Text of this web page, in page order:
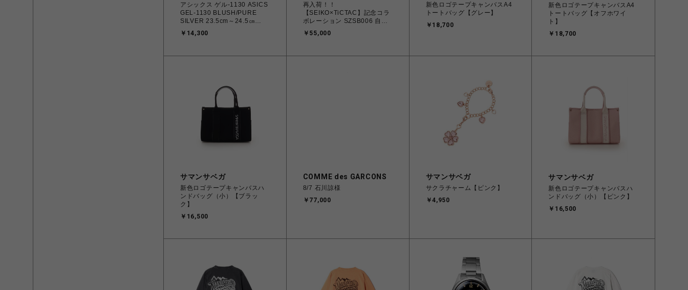
アシックス ゲル-1130 ASICS
GEL-1130 BLUSH/PURE
SILVER 23.5cm～24.5㎝
4571633242793 レディース
￥14,300
再入荷！！
【SEIKO×TiCTAC】記念コラ
ボレーション SZSB006 自動
￥55,000
新色ロゴテープキャンバスA4
トートバッグ【グレー】
￥18,700
新色ロゴテープキャンバスA4
トートバッグ【オフホワイ
ト】
￥18,700
サマンサベガ
新色ロゴテープキャンバスハ
ンドバッグ（小）【ブラッ
ク】
￥16,500
COMME des GARCONS
8/7 石川諒様
￥77,000
サマンサベガ
サクラチャーム【ピンク】
￥4,950
サマンサベガ
新色ロゴテープキャンバスハ
ンドバッグ（小）【ピンク】
￥16,500